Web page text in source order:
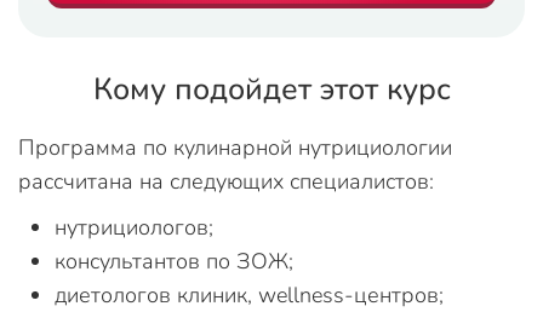
Кому подойдет этот курс
Программа по кулинарной нутрициологии
рассчитана на следующих специалистов:
нутрициологов;
консультантов по ЗОЖ;
диетологов клиник, wellness-центров;